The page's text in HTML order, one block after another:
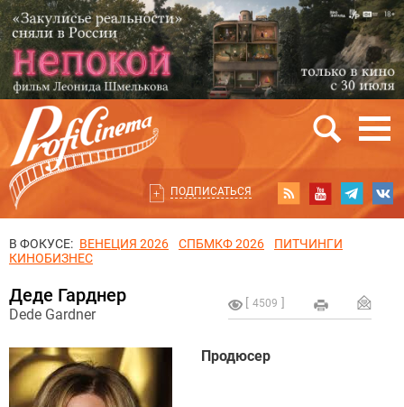
ПОДПИСАТЬСЯ
В ФОКУСЕ: ВЕНЕЦИЯ 2026 СПБМКФ 2026
ПИТЧИНГИ
КИНОБИЗНЕС
4509
Деде Гарднер
Dede Gardner
Продюсер